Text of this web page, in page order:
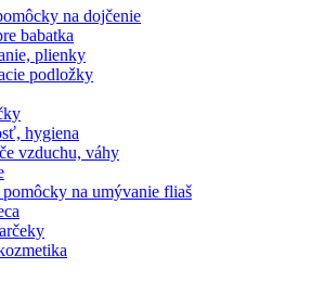
na dojčenie
babatka
plienky
podložky
hygiena
vzduchu, váhy
pomôcky na umývanie fliaš